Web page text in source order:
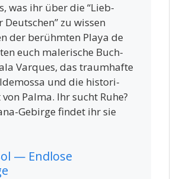
was ihr über die “Lieb­
zu wis­sen
der berühm­ten Playa de
euch male­ri­sche Buch­
Var­ques, das traum­haf­te
und die his­to­ri­
Pal­ma. Ihr sucht Ruhe?
Gebir­ge fin­det ihr sie
— Endlose